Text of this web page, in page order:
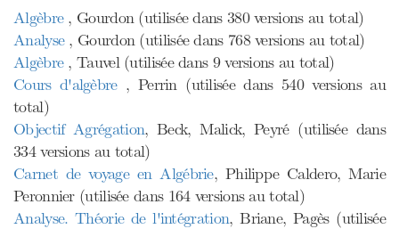
Algèbre , Gourdon (utilisée dans 380 versions au total)
Analyse , Gourdon (utilisée dans 768 versions au total)
Algèbre , Tauvel (utilisée dans 9 versions au total)
Cours d'algèbre , Perrin (utilisée dans 540 versions au
total)
Objectif Agrégation, Beck, Malick, Peyré (utilisée dans
334 versions au total)
Carnet de voyage en Algébrie, Philippe Caldero, Marie
Peronnier (utilisée dans 164 versions au total)
Analyse. Théorie de l'intégration, Briane, Pagès (utilisée